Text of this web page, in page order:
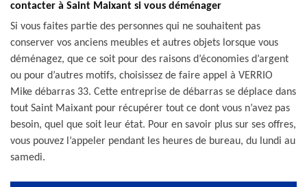
contacter à Saint Maixant si vous déménager
Si vous faites partie des personnes qui ne souhaitent pas
conserver vos anciens meubles et autres objets lorsque vous
déménagez, que ce soit pour des raisons d’économies d’argent
ou pour d’autres motifs, choisissez de faire appel à VERRIO
Mike débarras 33. Cette entreprise de débarras se déplace dans
tout Saint Maixant pour récupérer tout ce dont vous n’avez pas
besoin, quel que soit leur état. Pour en savoir plus sur ses offres,
vous pouvez l’appeler pendant les heures de bureau, du lundi au
samedi.